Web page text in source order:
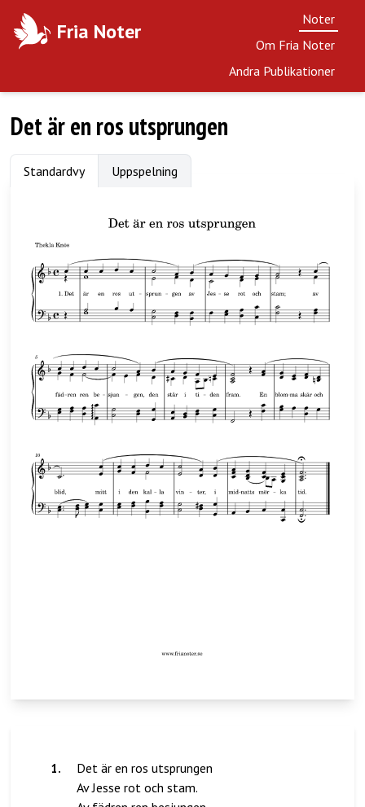
Fria Noter
Noter
Om Fria Noter
Andra Publikationer
Det är en ros utsprungen
Standardvy Uppspelning
1.
Det är en ros utsprungen
Av Jesse rot och stam.